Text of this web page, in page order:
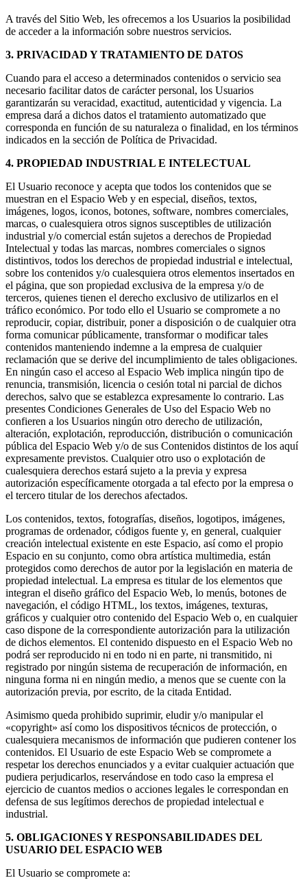
A través del Sitio Web, les ofrecemos a los Usuarios la posibilidad
de acceder a la información sobre nuestros servicios.
3. PRIVACIDAD Y TRATAMIENTO DE DATOS
Cuando para el acceso a determinados contenidos o servicio sea
necesario facilitar datos de carácter personal, los Usuarios
garantizarán su veracidad, exactitud, autenticidad y vigencia. La
empresa dará a dichos datos el tratamiento automatizado que
corresponda en función de su naturaleza o finalidad, en los términos
indicados en la sección de Política de Privacidad.
4. PROPIEDAD INDUSTRIAL E INTELECTUAL
El Usuario reconoce y acepta que todos los contenidos que se
muestran en el Espacio Web y en especial, diseños, textos,
imágenes, logos, iconos, botones, software, nombres comerciales,
marcas, o cualesquiera otros signos susceptibles de utilización
industrial y/o comercial están sujetos a derechos de Propiedad
Intelectual y todas las marcas, nombres comerciales o signos
distintivos, todos los derechos de propiedad industrial e intelectual,
sobre los contenidos y/o cualesquiera otros elementos insertados en
el página, que son propiedad exclusiva de la empresa y/o de
terceros, quienes tienen el derecho exclusivo de utilizarlos en el
tráfico económico. Por todo ello el Usuario se compromete a no
reproducir, copiar, distribuir, poner a disposición o de cualquier otra
forma comunicar públicamente, transformar o modificar tales
contenidos manteniendo indemne a la empresa de cualquier
reclamación que se derive del incumplimiento de tales obligaciones.
En ningún caso el acceso al Espacio Web implica ningún tipo de
renuncia, transmisión, licencia o cesión total ni parcial de dichos
derechos, salvo que se establezca expresamente lo contrario. Las
presentes Condiciones Generales de Uso del Espacio Web no
confieren a los Usuarios ningún otro derecho de utilización,
alteración, explotación, reproducción, distribución o comunicación
pública del Espacio Web y/o de sus Contenidos distintos de los aquí
expresamente previstos. Cualquier otro uso o explotación de
cualesquiera derechos estará sujeto a la previa y expresa
autorización específicamente otorgada a tal efecto por la empresa o
el tercero titular de los derechos afectados.
Los contenidos, textos, fotografías, diseños, logotipos, imágenes,
programas de ordenador, códigos fuente y, en general, cualquier
creación intelectual existente en este Espacio, así como el propio
Espacio en su conjunto, como obra artística multimedia, están
protegidos como derechos de autor por la legislación en materia de
propiedad intelectual. La empresa es titular de los elementos que
integran el diseño gráfico del Espacio Web, lo menús, botones de
navegación, el código HTML, los textos, imágenes, texturas,
gráficos y cualquier otro contenido del Espacio Web o, en cualquier
caso dispone de la correspondiente autorización para la utilización
de dichos elementos. El contenido dispuesto en el Espacio Web no
podrá ser reproducido ni en todo ni en parte, ni transmitido, ni
registrado por ningún sistema de recuperación de información, en
ninguna forma ni en ningún medio, a menos que se cuente con la
autorización previa, por escrito, de la citada Entidad.
Asimismo queda prohibido suprimir, eludir y/o manipular el
«copyright» así como los dispositivos técnicos de protección, o
cualesquiera mecanismos de información que pudieren contener los
contenidos. El Usuario de este Espacio Web se compromete a
respetar los derechos enunciados y a evitar cualquier actuación que
pudiera perjudicarlos, reservándose en todo caso la empresa el
ejercicio de cuantos medios o acciones legales le correspondan en
defensa de sus legítimos derechos de propiedad intelectual e
industrial.
5. OBLIGACIONES Y RESPONSABILIDADES DEL
USUARIO DEL ESPACIO WEB
El Usuario se compromete a: